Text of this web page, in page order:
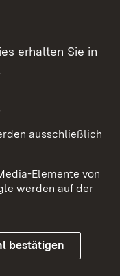
erhalten Sie in
.
ausschließlich
Elemente von
werden auf der
bestätigen